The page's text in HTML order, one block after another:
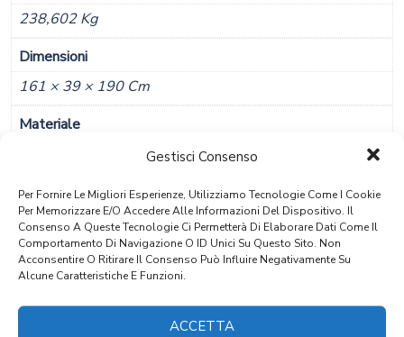
Gestisci Consenso
Per Fornire Le Migliori Esperienze, Utilizziamo Tecnologie Come I Cookie
Per Memorizzare E/o Accedere Alle Informazioni Del Dispositivo. Il
Consenso A Queste Tecnologie Ci Permetterà Di Elaborare Dati Come Il
Comportamento Di Navigazione O ID Unici Su Questo Sito. Non
Acconsentire O Ritirare Il Consenso Può Influire Negativamente Su
Alcune Caratteristiche E Funzioni.
ACCETTA
238,602 Kg
Dimensioni
161 × 39 × 190 Cm
Materiale
Stile
Tardo Barocco Piemontese
Provenienza